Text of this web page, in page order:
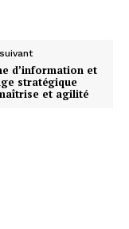
d’information et
stratégique
et agilité